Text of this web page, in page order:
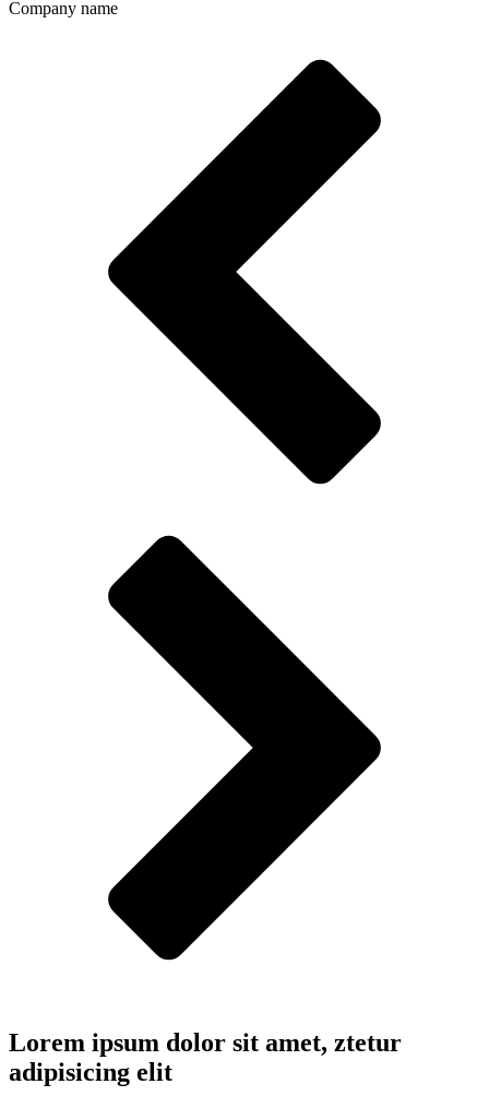
Company name
Lorem ipsum dolor sit amet, ztetur
adipisicing elit